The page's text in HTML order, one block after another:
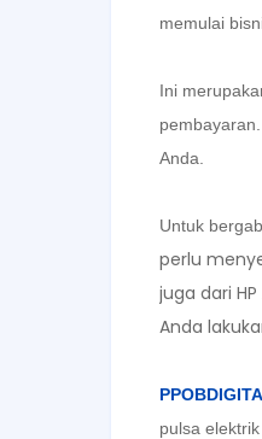
memulai
Ini
Anda.
Untuk
perlu
juga dari
Anda
pulsa